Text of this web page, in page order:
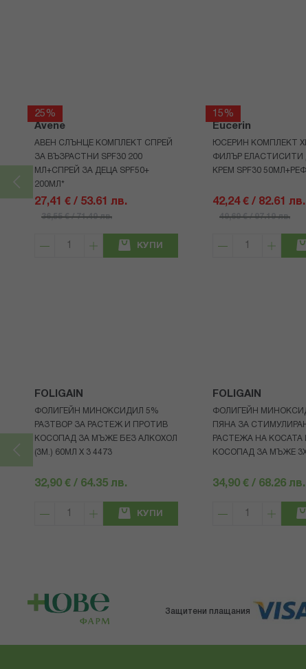
25%
Avene
АВЕН СЛЪНЦЕ КОМПЛЕКТ СПРЕЙ
ЗА ВЪЗРАСТНИ SPF30 200
МЛ+СПРЕЙ ЗА ДЕЦА SPF50+
200МЛ*
27,41 € / 53.61 лв.
36,55 € / 71.49 лв.
КУПИ
15%
Eucerin
ЮСЕРИН КОМПЛЕКТ
ФИЛЪР ЕЛАСТИСИТИ
КРЕМ SPF30
42,24 € / 82.61 лв.
49,69 € / 97.19 лв.
FOLIGAIN
ФОЛИГЕЙН МИНОКСИДИЛ 5%
РАЗТВОР ЗА РАСТЕЖ И ПРОТИВ
КОСОПАД ЗА МЪЖЕ БЕЗ АЛКОХОЛ
(3М.) 60МЛ X 3 4473
32,90 € / 64.35 лв.
КУПИ
FOLIGAIN
ФОЛИГЕЙН
ПЯНА ЗА
РАСТЕЖА НА КОСАТА
КОСОПАД ЗА МЪЖЕ
34,90 € / 68.26 лв.
Защитени плащания